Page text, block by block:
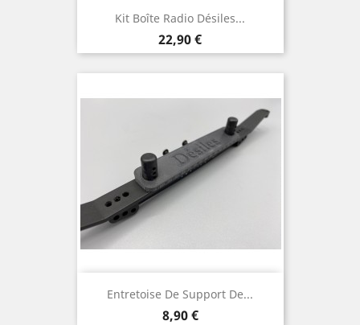
Kit Boîte Radio Désiles...
Prix
22,90 €
Entretoise De Support De...
Prix
8,90 €